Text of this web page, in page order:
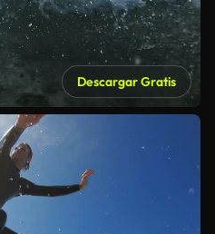
Descargar Gratis